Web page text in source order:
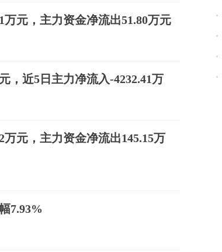
元，主力资金净流出51.80万元
，近5日主力净流入-4232.41万
元，主力资金净流出145.15万
7.93%